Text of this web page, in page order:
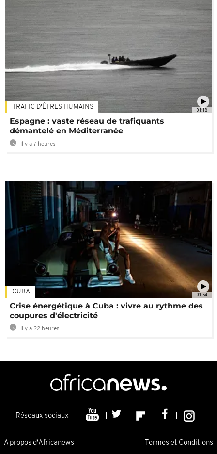
01:18
TRAFIC D'ÊTRES HUMAINS
Espagne : vaste réseau de trafiquants
démantelé en Méditerranée
Il y a 7 heures
01:54
CUBA
Crise énergétique à Cuba : vivre au rythme des
coupures d'électricité
Il y a 22 heures
Réseaux sociaux
A propos d'Africanews Termes et Conditions